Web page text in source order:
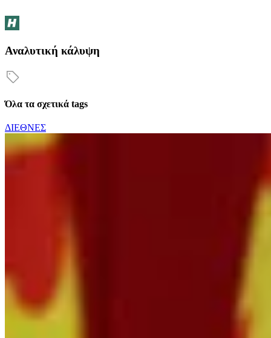
Αναλυτική κάλυψη
Όλα τα σχετικά tags
ΔΙΕΘΝΕΣ